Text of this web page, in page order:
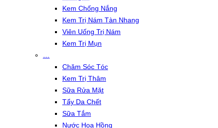
Kem Chống Nắng
Kem Trị Nám Tàn Nhang
Viên Uống Trị Nám
Kem Trị Mụn
Chăm Sóc Tóc
Kem Trị Thâm
Sữa Rửa Mặt
Tẩy Da Chết
Sữa Tắm
Nước Hoa Hồng